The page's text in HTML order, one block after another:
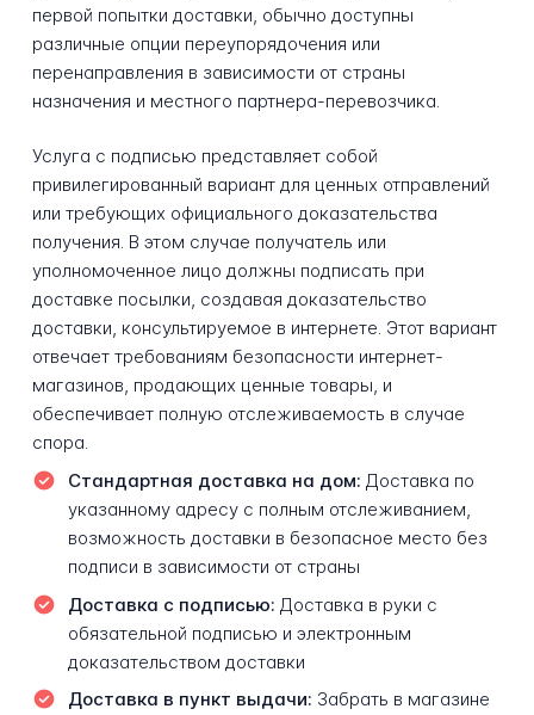
первой попытки доставки, обычно доступны
различные опции переупорядочения или
перенаправления в зависимости от страны
назначения и местного партнера-перевозчика.
Услуга с подписью представляет собой
привилегированный вариант для ценных отправлений
или требующих официального доказательства
получения. В этом случае получатель или
уполномоченное лицо должны подписать при
доставке посылки, создавая доказательство
доставки, консультируемое в интернете. Этот вариант
отвечает требованиям безопасности интернет-
магазинов, продающих ценные товары, и
обеспечивает полную отслеживаемость в случае
спора.
Стандартная доставка на дом: Доставка по
указанному адресу с полным отслеживанием,
возможность доставки в безопасное место без
подписи в зависимости от страны
Доставка с подписью: Доставка в руки с
обязательной подписью и электронным
доказательством доставки
Доставка в пункт выдачи: Забрать в магазине